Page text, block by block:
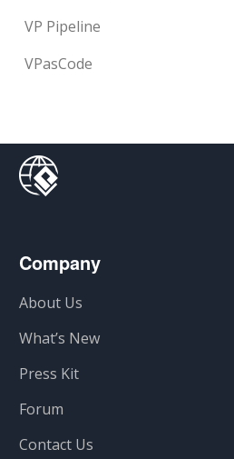
VP Pipeline
VPasCode
Company
About Us
What’s New
Press Kit
Forum
Contact Us